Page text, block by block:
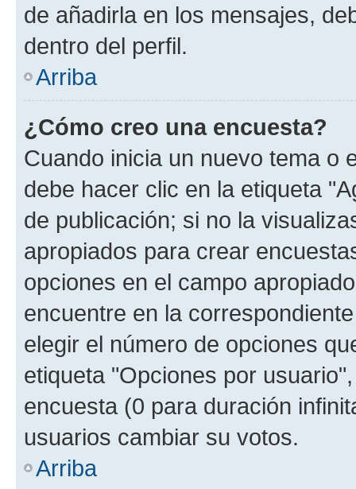
de añadirla en los mensajes,
dentro del perfil.
Arriba
¿Cómo creo una encuesta?
Cuando inicia un nuevo tema o
debe hacer clic en la etiqueta
de publicación; si no la
apropiados para crear
opciones en el campo
encuentre en la
elegir el número de opciones
etiqueta "Opciones por
encuesta (0 para duración
usuarios cambiar su votos.
Arriba